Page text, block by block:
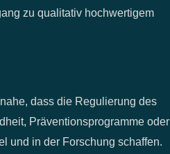
zu qualitativ hochwertigem
dass die Regulierung des
Präventionsprogramme oder
und in der Forschung schaffen.